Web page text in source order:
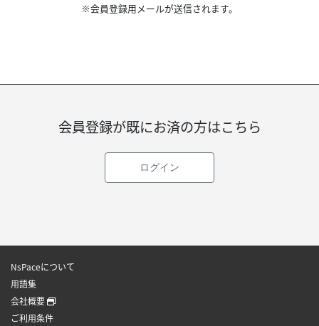
※会員登録用メールが送信されます。
会員登録が既にお済の方はこちら
ログイン
NsPaceについて
用語集
会社概要
ご利用条件